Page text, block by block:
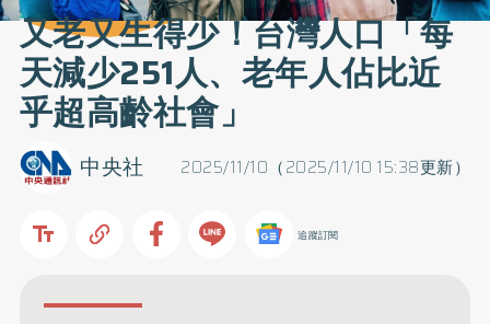
又老又生得少！台灣人口「每
天減少251人、老年人佔比近
乎超高齡社會」
2025/11/10（2025/11/10 15:38更新）
中央社
追蹤訂閱